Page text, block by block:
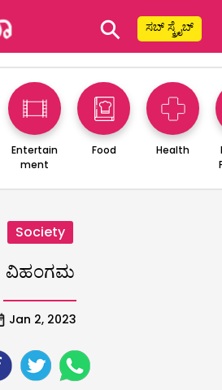
⚲ ಸಬ್ ಸ್ಕ್ರೈಬ್
Entertain
ment
Food Health
Society
ವಿಹಂಗಮ
Jan 2, 2023